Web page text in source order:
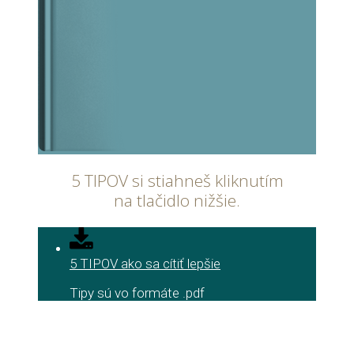
5 TIPOV si stiahneš kliknutím
na tlačidlo nižšie.
5 TIPOV ako sa cítiť lepšie
Tipy sú vo formáte .pdf